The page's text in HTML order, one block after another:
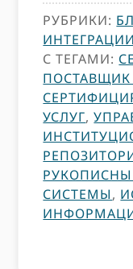
РУБРИКИ:
ИНТЕГРАЦИИ
С ТЕГАМИ:
ПОСТАВЩИК
УСЛУГ,
СИСТЕМЫ,